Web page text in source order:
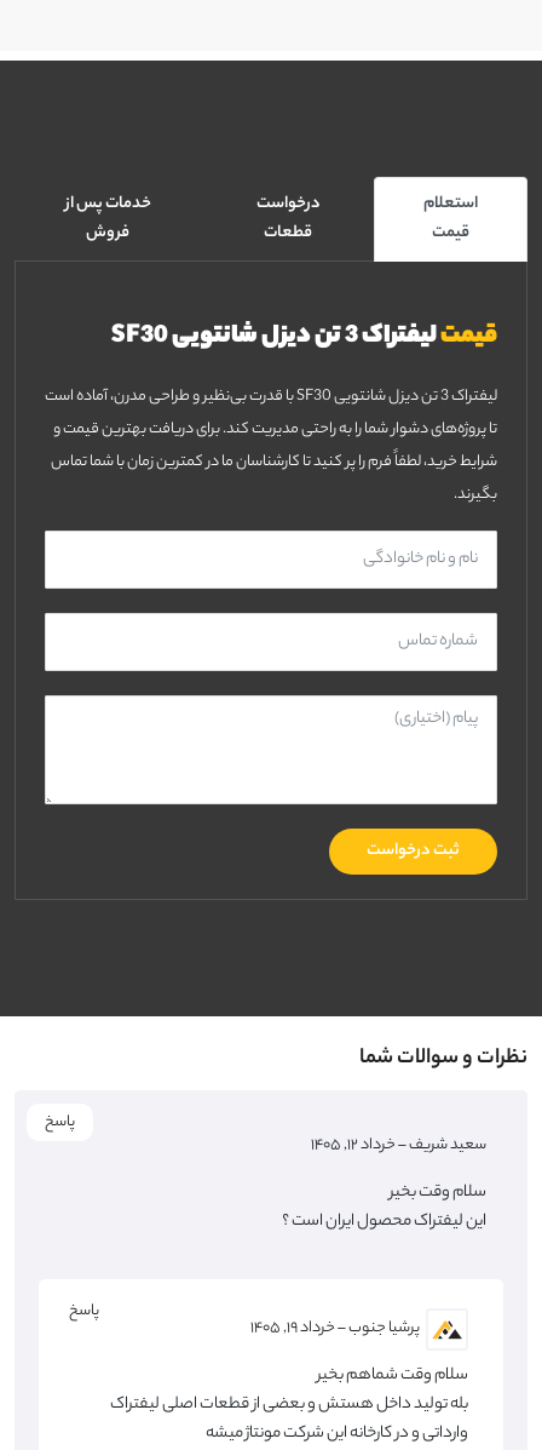
استعلام
قیمت
درخواست
قطعات
خدمات پس از
فروش
قیمتلیفتراک 3 تن دیزل شانتویی SF30
لیفتراک 3 تن دیزل شانتویی SF30 با قدرت بی‌نظیر و طراحی مدرن، آماده است
تا پروژه‌های دشوار شما را به راحتی مدیریت کند. برای دریافت بهترین قیمت و
شرایط خرید، لطفاً فرم را پر کنید تا کارشناسان ما در کمترین زمان با شما تماس
بگیرند.
ثبت درخواست
نظرات و سوالات شما
سعید شریف–خرداد ۱۲, ۱۴۰۵
سلام وقت بخیر
این لیفتراک محصول ایران است ؟
پاسخ
پرشیا جنوب–خرداد ۱۹, ۱۴۰۵
سلام وقت شماهم بخیر
بله تولید داخل هستش و بعضی از قطعات اصلی لیفتراک
وارداتی و در کارخانه این شرکت مونتاژ میشه
پاسخ